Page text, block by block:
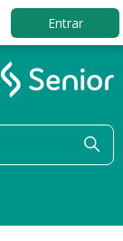
Entrar